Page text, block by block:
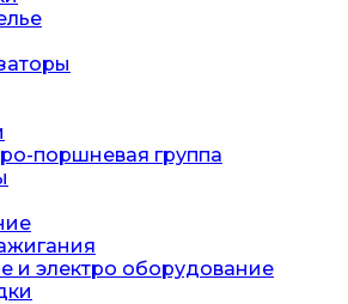
поршневая группа
и электро оборудование